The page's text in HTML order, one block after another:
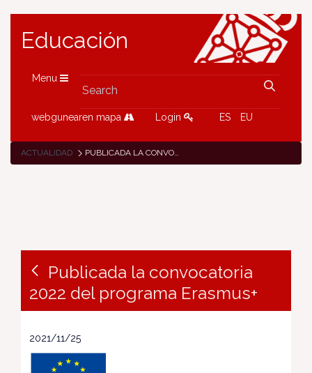
Educación
Menu
webgunearen mapa Login ES EU
ACTUALIDAD PUBLICADA LA CONVOCATORIA 2022 DEL PROGRAMA ERASMUS+
Publicada la convocatoria
2022 del programa Erasmus+
2021/11/25